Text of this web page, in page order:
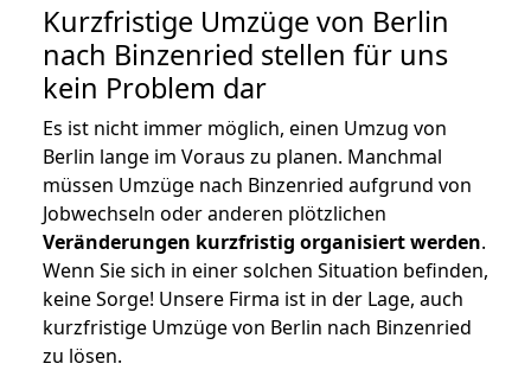
Kurzfristige Umzüge von Berlin
nach Binzenried stellen für uns
kein Problem dar
Es ist nicht immer möglich, einen Umzug von
Berlin lange im Voraus zu planen. Manchmal
müssen Umzüge nach Binzenried aufgrund von
Jobwechseln oder anderen plötzlichen
Veränderungen kurzfristig organisiert werden.
Wenn Sie sich in einer solchen Situation befinden,
keine Sorge! Unsere Firma ist in der Lage, auch
kurzfristige Umzüge von Berlin nach Binzenried
zu lösen.